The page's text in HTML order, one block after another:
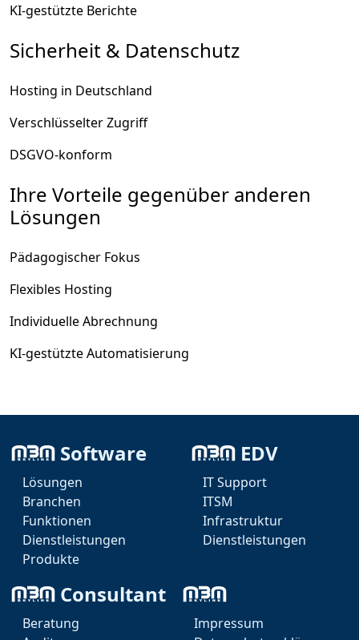
KI-gestützte Berichte
Sicherheit & Datenschutz
Hosting in Deutschland
Verschlüsselter Zugriff
DSGVO-konform
Ihre Vorteile gegenüber anderen
Lösungen
Pädagogischer Fokus
Flexibles Hosting
Individuelle Abrechnung
KI-gestützte Automatisierung
Betreuungsarbeit revolutionieren!
Sie haben Fragen? Kontaktieren Sie uns für eine
persönliche Beratung!
Software
Lösungen
Branchen
Funktionen
Dienstleistungen
Produkte
EDV
IT Support
ITSM
Infrastruktur
Dienstleistungen
Consultant
Beratung
Impressum